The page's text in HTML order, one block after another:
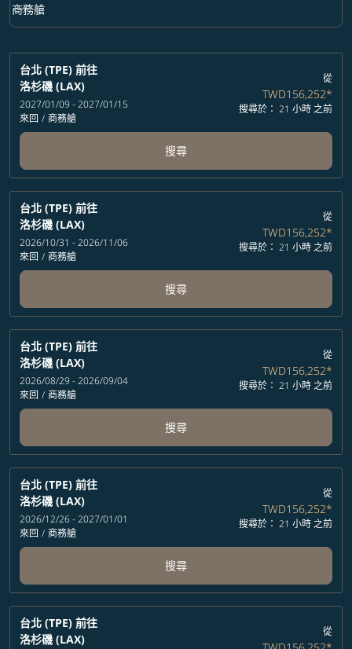
艙等 option 商務艙 Selected
商務艙
keyboard_arrow_down
台北 (TPE) 前往
洛杉磯 (LAX)
2027/01/09 - 2027/01/15
來回 / 商務艙
從
TWD156,252*
搜尋於： 21 小時 之前
搜尋
台北 (TPE) 前往
洛杉磯 (LAX)
2026/10/31 - 2026/11/06
來回 / 商務艙
從
TWD156,252*
搜尋於： 21 小時 之前
搜尋
台北 (TPE) 前往
洛杉磯 (LAX)
2026/08/29 - 2026/09/04
來回 / 商務艙
從
TWD156,252*
搜尋於： 21 小時 之前
搜尋
台北 (TPE) 前往
洛杉磯 (LAX)
2026/12/26 - 2027/01/01
來回 / 商務艙
從
TWD156,252*
搜尋於： 21 小時 之前
搜尋
台北 (TPE) 前往
洛杉磯 (LAX)
從